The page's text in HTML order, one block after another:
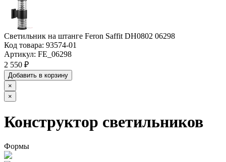
Светильник на штанге Feron Saffit DH0802 06298
Код товара: 93574-01
Артикул: FE_06298
2 550 ₽
Добавить в корзину
×
×
Конструктор светильников
Формы